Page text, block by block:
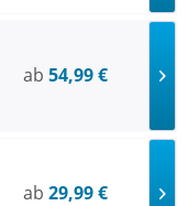
ab 54,99 €
ab 29,99 €